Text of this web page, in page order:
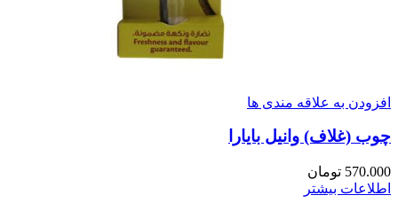
افزودن به علاقه مندی ها
چوب (غلاف) وانیل بایارا
570.000 تومان
اطلاعات بیشتر